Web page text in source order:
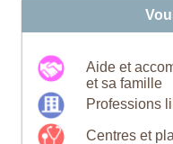
Aide et
et sa famille
Professions
Centres et